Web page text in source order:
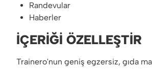
Randevular
Haberler
İÇERIĞI ÖZELLEŞTIR
Trainero'nun geniş egzersiz, gıda